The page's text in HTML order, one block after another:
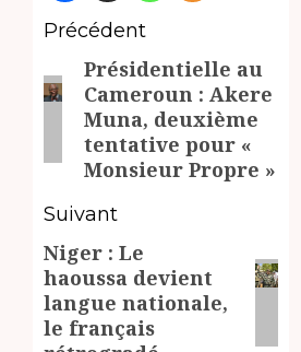
Navigation
d’article
Précédent
Article
précédent:
Présidentielle au
Cameroun : Akere
Muna, deuxième
tentative pour «
Monsieur Propre »
Suivant
Article
suivant:
Niger : Le
haoussa devient
langue nationale,
le français